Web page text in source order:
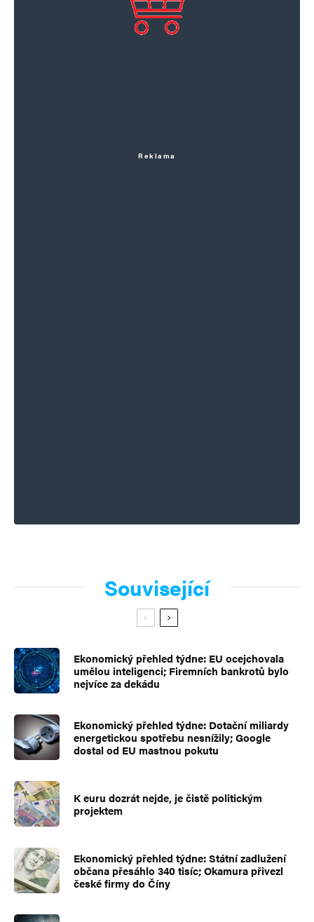
Reklama
Související
Ekonomický přehled týdne: EU ocejchovala
umělou inteligenci; Firemních bankrotů bylo
nejvíce za dekádu
Ekonomický přehled týdne: Dotační miliardy
energetickou spotřebu nesnížily; Google
dostal od EU mastnou pokutu
K euru dozrát nejde, je čistě politickým
projektem
Ekonomický přehled týdne: Státní zadlužení
občana přesáhlo 340 tisíc; Okamura přivezl
české firmy do Číny